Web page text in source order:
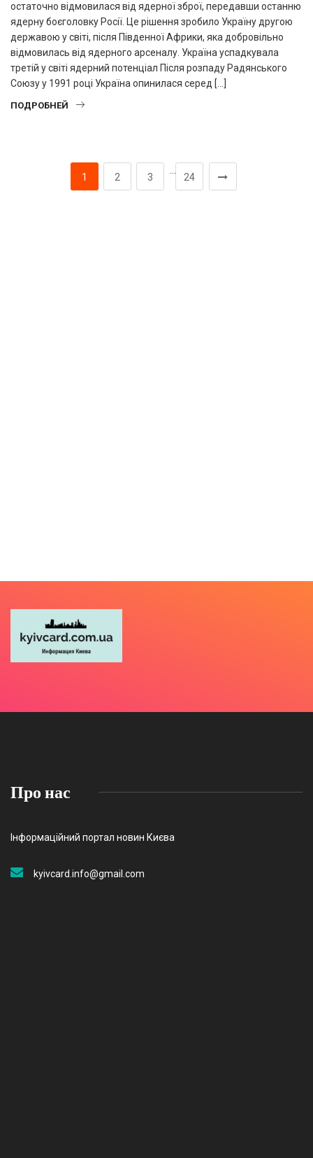
остаточно відмовилася від ядерної зброї, передавши останню
ядерну боєголовку Росії. Це рішення зробило Україну другою
державою у світі, після Південної Африки, яка добровільно
відмовилась від ядерного арсеналу. Україна успадкувала
третій у світі ядерний потенціал Після розпаду Радянського
Союзу у 1991 році Україна опинилася серед […]
ПОДРОБНЕЙ
1 2 3
…
24
Про нас
Інформаційний портал новин Києва
kyivcard.info@gmail.com